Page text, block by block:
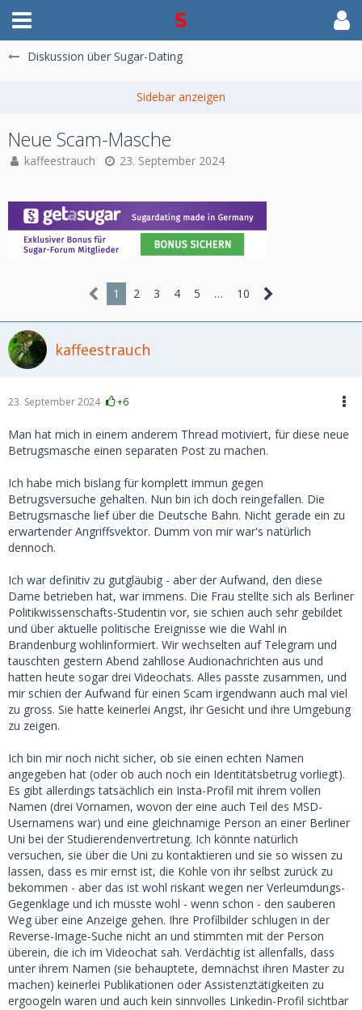
Diskussion über Sugar-Dating
Neue Scam-Masche
kaffeestrauch 23. September 2024
1 2 3 4 5 … 10
kaffeestrauch
23. September 2024 +6
Man hat mich in einem anderem Thread motiviert, für diese neue
Betrugsmasche einen separaten Post zu machen.
Ich habe mich bislang für komplett immun gegen
Betrugsversuche gehalten. Nun bin ich doch reingefallen. Die
Betrugsmasche lief über die Deutsche Bahn. Nicht gerade ein zu
erwartender Angriffsvektor. Dumm von mir war's natürlich
dennoch.
Ich war definitiv zu gutgläubig - aber der Aufwand, den diese
Dame betrieben hat, war immens. Die Frau stellte sich als Berliner
Politikwissenschafts-Studentin vor, sie schien auch sehr gebildet
und über aktuelle politische Ereignisse wie die Wahl in
Brandenburg wohlinformiert. Wir wechselten auf Telegram und
tauschten gestern Abend zahllose Audionachrichten aus und
hatten heute sogar drei Videochats. Alles passte zusammen, und
mir schien der Aufwand für einen Scam irgendwann auch mal viel
zu gross. Sie hatte keinerlei Angst, ihr Gesicht und ihre Umgebung
zu zeigen.
Ich bin mir noch nicht sicher, ob sie einen echten Namen
angegeben hat (oder ob auch noch ein Identitätsbetrug vorliegt).
Es gibt allerdings tatsächlich ein Insta-Profil mit ihrem vollen
Namen (drei Vornamen, wovon der eine auch Teil des MSD-
Usernamens war) und eine gleichnamige Person an einer Berliner
Uni bei der Studierendenvertretung. Ich könnte natürlich
versuchen, sie über die Uni zu kontaktieren und sie so wissen zu
lassen, dass es mir ernst ist, die Kohle von ihr selbst zurück zu
bekommen - aber das ist wohl riskant wegen ner Verleumdungs-
Gegenklage und ich müsste wohl - wenn schon - den sauberen
Weg über eine Anzeige gehen. Ihre Profilbilder schlugen in der
Reverse-Image-Suche nicht an und stimmten mit der Person
überein, die ich im Videochat sah. Verdächtig ist allenfalls, dass
unter ihrem Namen (sie behauptete, demnächst ihren Master zu
machen) keinerlei Publikationen oder Assistenztätigkeiten zu
ergoogeln waren und auch kein sinnvolles Linkedin-Profil sichtbar